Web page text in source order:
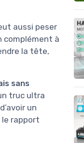
aussi peser
complément à
la tête,
sans
truc ultra
un
le rapport